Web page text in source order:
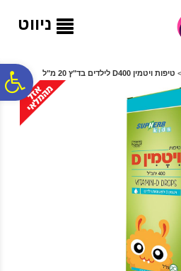
ניווט
> טיפות ויטמין D400 לילדים בד"ץ 20 מ"ל